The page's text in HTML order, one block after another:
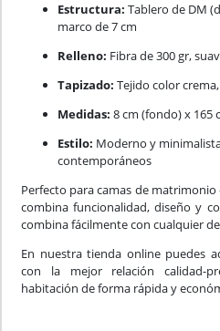
Estructura: Tablero de DM
marco de 7 cm
Relleno: Fibra de 300 gr,
Tapizado: Tejido color
Medidas: 8 cm (fondo) x 165
Estilo: Moderno y
contemporáneos
Perfecto para camas de matrimonio
combina funcionalidad, diseño y
combina fácilmente con cualquier
En nuestra tienda online puedes
con la mejor relación calidad-
habitación de forma rápida y